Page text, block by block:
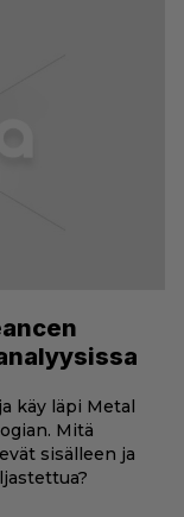
käy läpi Metal
Mitä
sisälleen ja